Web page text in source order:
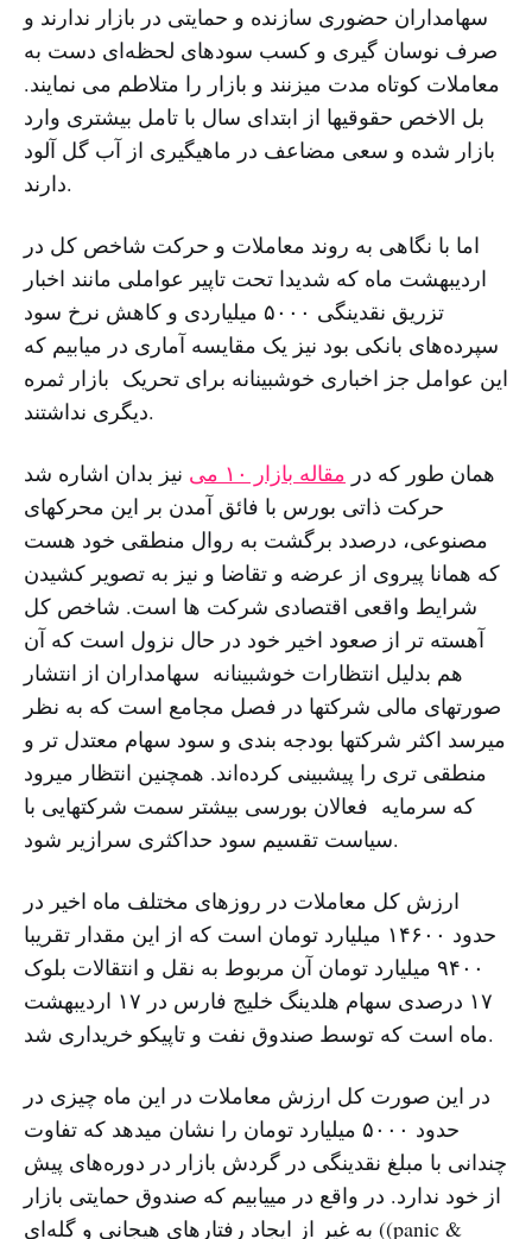
سهامداران حضوری سازندە و حمایتی در بازار ندارند و
صرف نوسان گیری و کسب سودهای لحظەای دست بە
معاملات کوتاه مدت میزنند و بازار را متلاطم می نمایند.
بل الاخص حقوقیها از ابتدای سال با تامل بیشتری وارد
بازار شدە و سعی مضاعف در ماهیگیری از آب گل آلود
دارند.
اما با نگاهی بە روند معاملات و حرکت شاخص کل در
اردیبهشت ماە کە شدیدا تحت تاپیر عواملی مانند اخبار
تزریق نقدینگی ۵٠٠٠ میلیاردی و کاهش نرخ سود
سپردەهای بانکی بود نیز یک مقایسە آماری در میابیم کە
این عوامل جز اخباری خوشبینانە برای تحریک بازار ثمرە
دیگری نداشتند.
همان طور کە در مقالە بازار ١٠ می
نیز بدان اشارە شد
حرکت ذاتی بورس با فائق آمدن بر این محرکهای
مصنوعی، درصدد برگشت بە روال منطقی خود هست
کە همانا پیروی از عرضە و تقاضا و نیز بە تصویر کشیدن
شرایط واقعی اقتصادی شرکت ها است. شاخص کل
آهستە تر از صعود اخیر خود در حال نزول است کە آن
هم بدلیل انتظارات خوشبینانە سهامداران از انتشار
صورتهای مالی شرکتها در فصل مجامع است کە بە نظر
میرسد اکثر شرکتها بودجە بندی و سود سهام معتدل تر و
منطقی تری را پیشبینی کردەاند. همچنین انتظار میرود
کە سرمایە فعالان بورسی بیشتر سمت شرکتهایی با
سیاست تقسیم سود حداکثری سرازیر شود.
ارزش کل معاملات در روزهای مختلف ماه اخیر در
حدود ١۴۶٠٠ میلیارد تومان است کە از این مقدار تقریبا
٩۴٠٠ میلیارد تومان آن مربوط بە نقل و انتقالات بلوک
١٧ درصدی سهام هلدینگ خلیج فارس در ١٧ اردیبهشت
ماه است کە توسط صندوق نفت و تاپیکو خریداری شد.
در این صورت کل ارزش معاملات در این ماه چیزی در
حدود ۵٠٠٠ میلیارد تومان را نشان میدهد کە تفاوت
چندانی با مبلغ نقدینگی در گردش بازار در دورەهای پیش
از خود ندارد. در واقع در مییابیم کە صندوق حمایتی بازار
بە غیر از ایجاد رفتارهای هیجانی و گلەای ((panic &